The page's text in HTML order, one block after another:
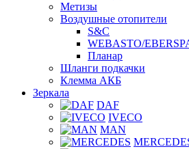
Метизы
Воздушные отопители
S&C
WEBASTO/
Планар
Шланги подкачки
Клемма АКБ
Зеркала
DAF
IVECO
MAN